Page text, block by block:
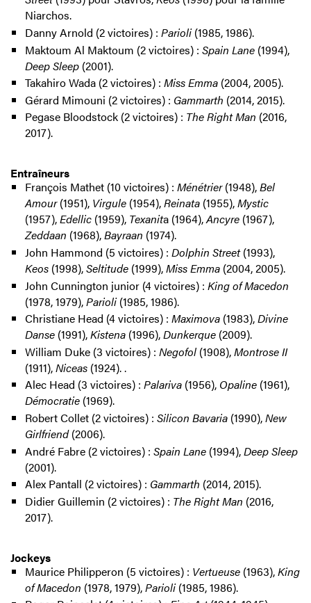
Niarchos.
Danny Arnold (2 victoires) : Parioli (1985, 1986).
Maktoum Al Maktoum (2 victoires) : Spain Lane(1994),
Deep Sleep(2001).
Takahiro Wada (2 victoires) : Miss Emma(2004, 2005).
Gérard Mimouni (2 victoires) : Gammarth (2014, 2015).
Pegase Bloodstock (2 victoires) : The Right Man (2016,
2017).
Entraîneurs
François Mathet (10 victoires) : Ménétrier(1948),Bel
Amour(1951), Virgule(1954),Reinata (1955),Mystic
(1957),Edellic(1959), Texanita (1964),Ancyre(1967),
Zeddaan (1968),Bayraan (1974).
John Hammond (5 victoires) : Dolphin Street(1993),
Keos(1998),Seltitude(1999),Miss Emma(2004, 2005).
John Cunnington junior (4 victoires) : King of Macedon
(1978, 1979),Parioli (1985, 1986).
Christiane Head (4 victoires) : Maximova (1983),Divine
Danse (1991),Kistena(1996),Dunkerque(2009).
William Duke (3 victoires) : Negofol (1908),Montrose II
(1911),Niceas(1924). .
Alec Head (3 victoires) : Palariva(1956), Opaline(1961),
Démocratie (1969).
Robert Collet (2 victoires) : Silicon Bavaria(1990),New
Girlfriend(2006).
André Fabre (2 victoires) : Spain Lane(1994),Deep Sleep
(2001).
Alex Pantall (2 victoires) : Gammarth (2014, 2015).
Didier Guillemin (2 victoires) : The Right Man (2016,
2017).
Jockeys
Maurice Philipperon (5 victoires) : Vertueuse (1963),King
of Macedon (1978, 1979),Parioli (1985, 1986).